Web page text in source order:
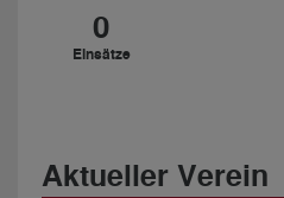
0
Einsätze
Aktueller Verein